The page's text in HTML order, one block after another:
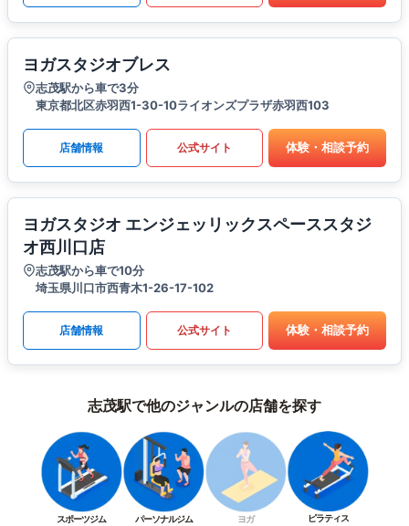
ヨガスタジオブレス
志茂駅から車で3分
東京都北区赤羽西1-30-10ライオンズプラザ赤羽西103
店舗情報 公式サイト 体験・相談予約
ヨガスタジオ エンジェッリックスペーススタジ
オ西川口店
志茂駅から車で10分
埼玉県川口市西青木1-26-17-102
店舗情報 公式サイト 体験・相談予約
志茂駅で他のジャンルの店舗を探す
スポーツジム パーソナルジム ヨガ ピラティス